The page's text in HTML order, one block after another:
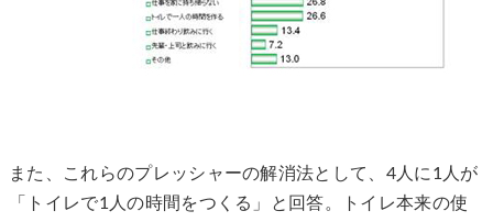
また、これらのプレッシャーの解消法として、4人に1人が
「トイレで1人の時間をつくる」と回答。トイレ本来の使